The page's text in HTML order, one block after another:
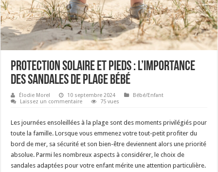
Protection solaire et pieds : l’importance
des sandales de plage bébé
Élodie Morel 10 septembre 2024
Bébé/Enfant
Laissez un commentaire
75 vues
Les journées ensoleillées à la plage sont des moments privilégiés pour
toute la famille. Lorsque vous emmenez votre tout-petit profiter du
bord de mer, sa sécurité et son bien-être deviennent alors une priorité
absolue. Parmi les nombreux aspects à considérer, le choix de
sandales adaptées pour votre enfant mérite une attention particulière.